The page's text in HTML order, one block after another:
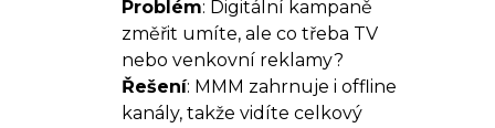
Problém: Digitální kampaně
změřit umíte, ale co třeba TV
nebo venkovní reklamy?
Řešení: MMM zahrnuje i offline
kanály, takže vidíte celkový